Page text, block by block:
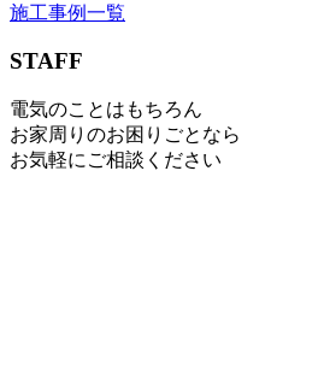
施工事例一覧
STAFF
電気のことはもちろん
お家周りのお困りごとなら
お気軽にご相談ください